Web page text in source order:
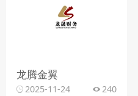
龙腾金翼
2025-11-24 240